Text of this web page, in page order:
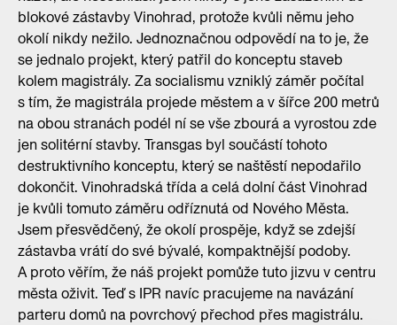
blokové zástavby Vinohrad, protože kvůli němu jeho
okolí nikdy nežilo. Jednoznačnou odpovědí na to je, že
se jednalo projekt, který patřil do konceptu staveb
kolem magistrály. Za socialismu vzniklý záměr počítal
s tím, že magistrála projede městem a v šířce 200 metrů
na obou stranách podél ní se vše zbourá a vyrostou zde
jen solitérní stavby. Transgas byl součástí tohoto
destruktivního konceptu, který se naštěstí nepodařilo
dokončit. Vinohradská třída a celá dolní část Vinohrad
je kvůli tomuto záměru odříznutá od Nového Města.
Jsem přesvědčený, že okolí prospěje, když se zdejší
zástavba vrátí do své bývalé, kompaktnější podoby.
A proto věřím, že náš projekt pomůže tuto jizvu v centru
města oživit. Teď s IPR navíc pracujeme na navázání
parteru domů na povrchový přechod přes magistrálu.